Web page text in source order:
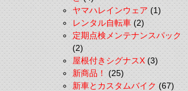
ヤマハレインウェア(1)
レンタル自転車(2)
定期点検メンテナンスパック
(2)
屋根付きシグナスX(3)
新商品！(25)
新車とカスタムバイク(67)